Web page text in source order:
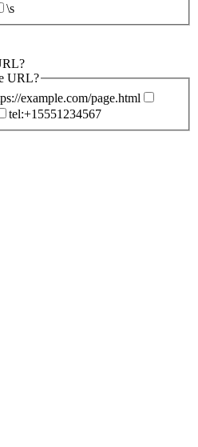
\s
URL?
example.com/page.html
tel:+15551234567